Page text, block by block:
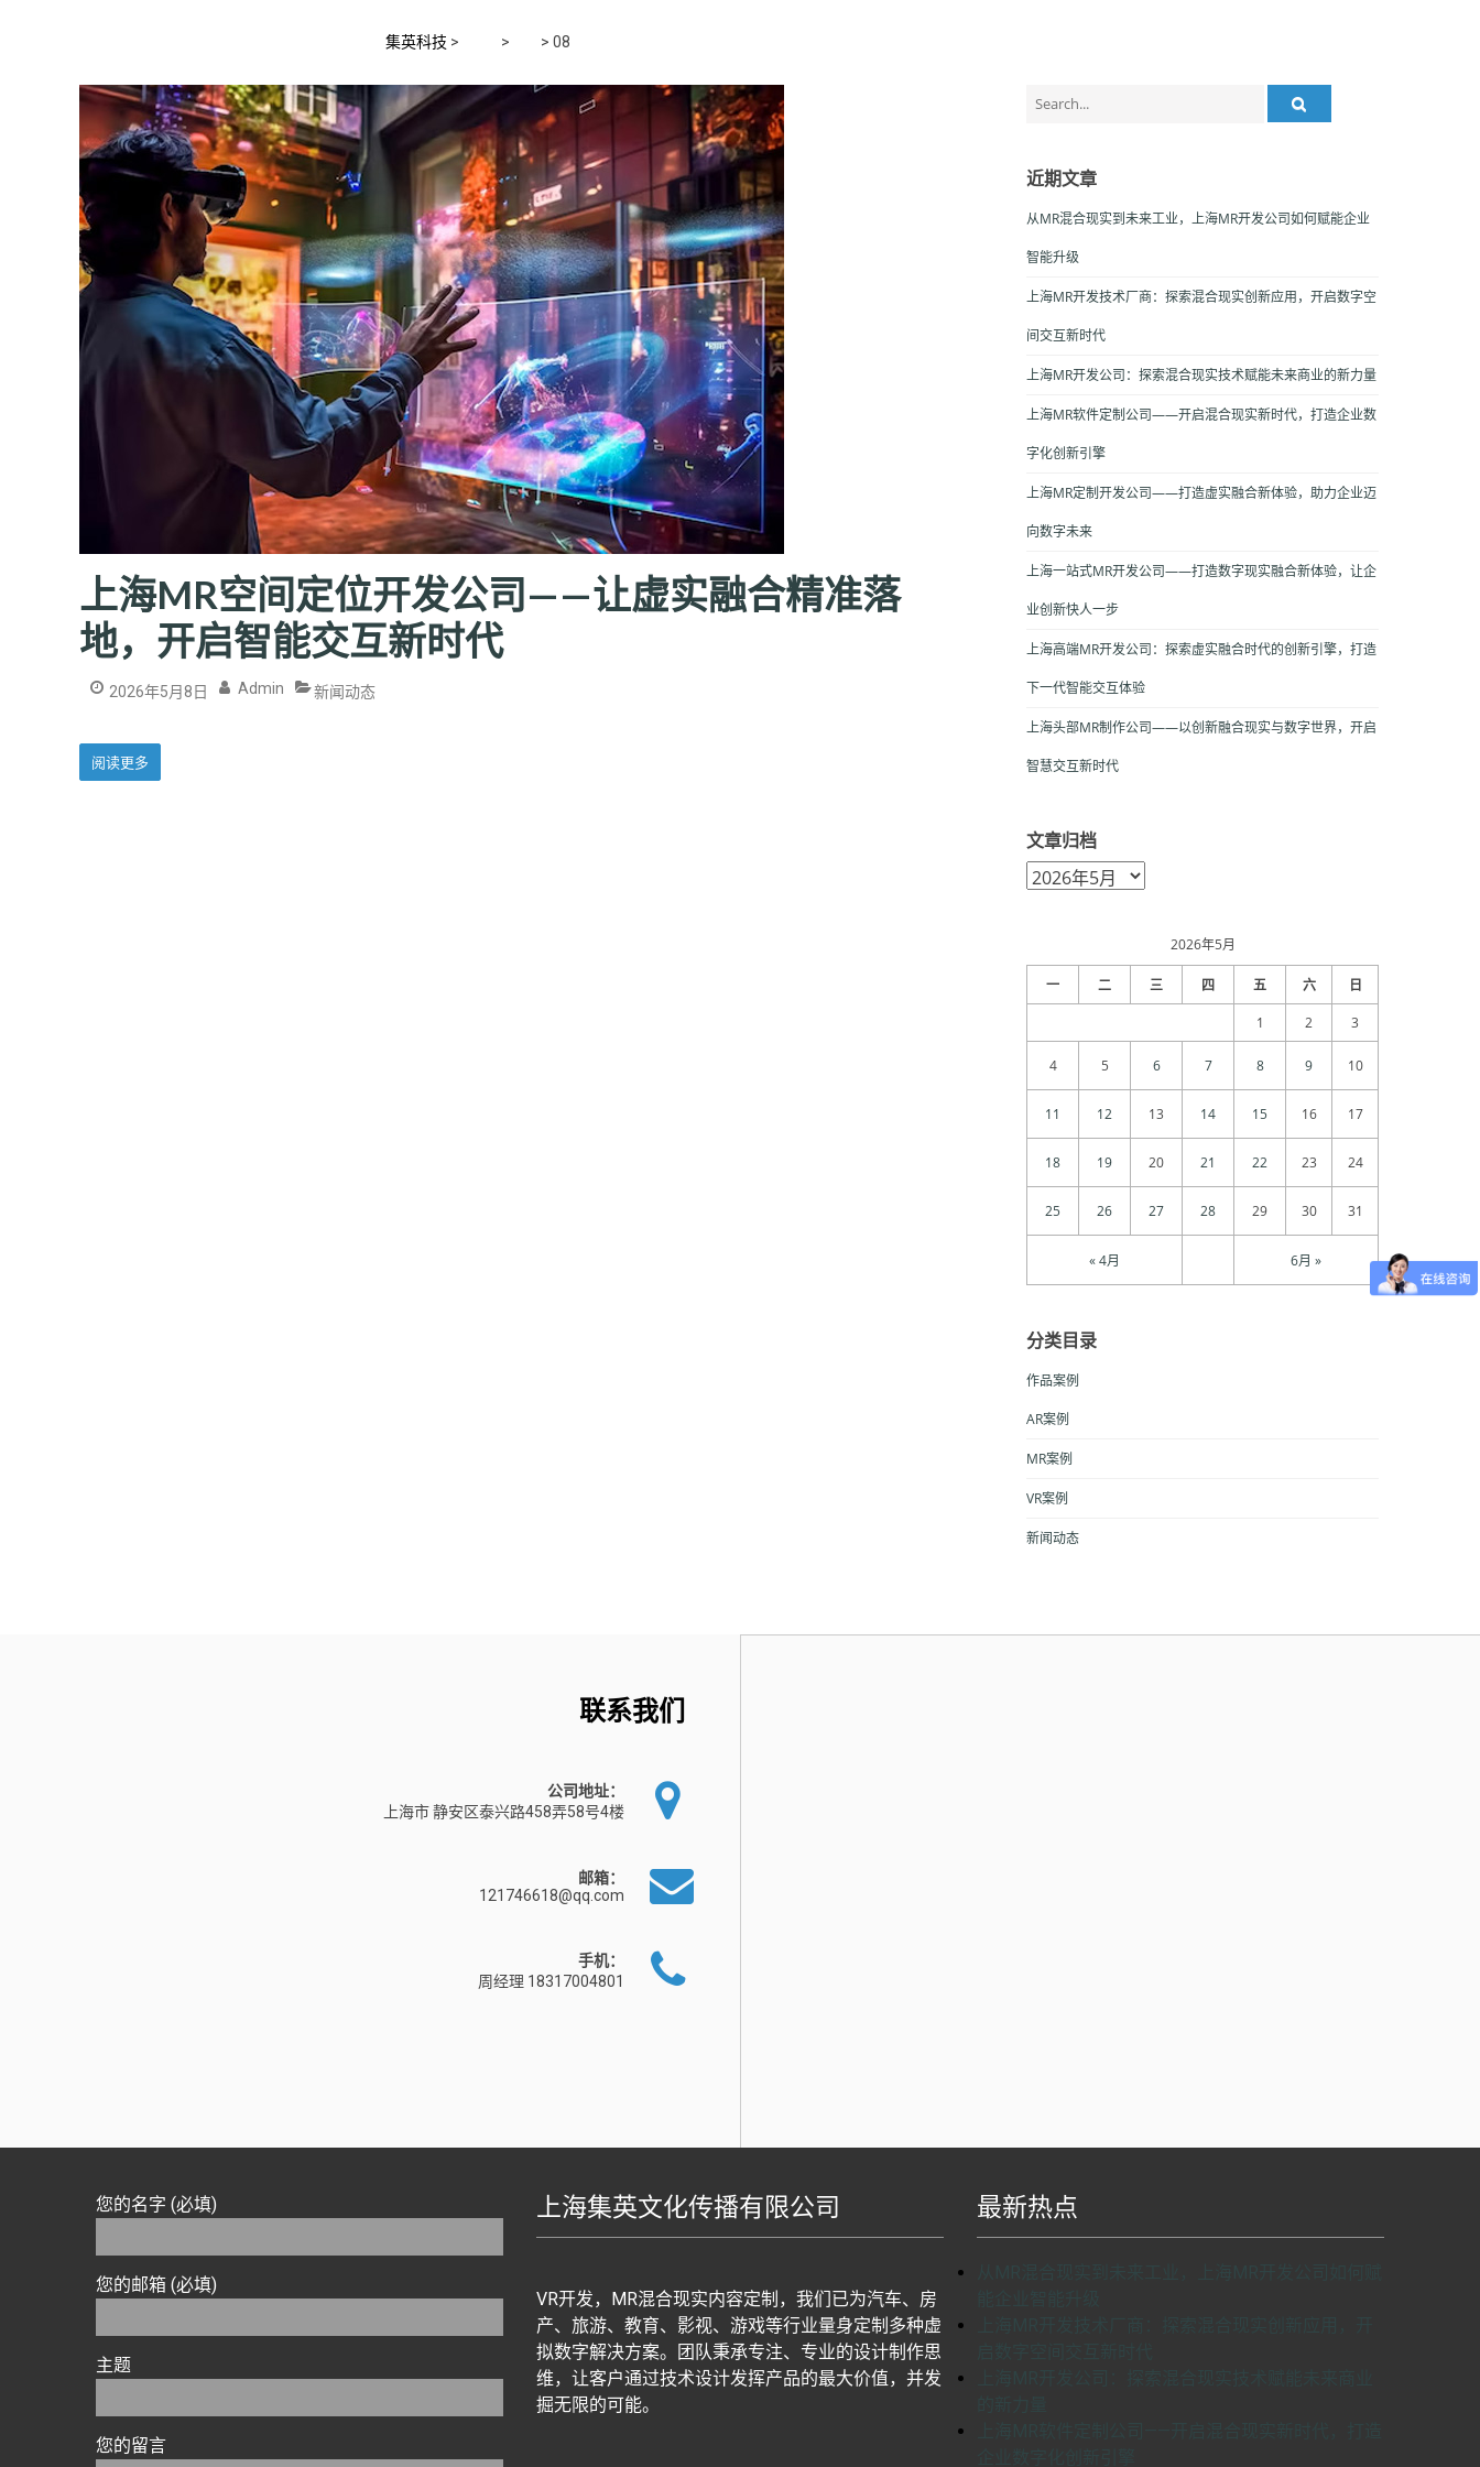
集英科技 > > > 08
上海MR空间定位开发公司——让虚实融合精准落
地，开启智能交互新时代
2026年5月8日 Admin 新闻动态
阅读更多
for:
近期文章
从MR混合现实到未来工业，上海MR开发公司如何赋能企业
智能升级
上海MR开发技术厂商：探索混合现实创新应用，开启数字空
间交互新时代
上海MR开发公司：探索混合现实技术赋能未来商业的新力量
上海MR软件定制公司——开启混合现实新时代，打造企业数
字化创新引擎
上海MR定制开发公司——打造虚实融合新体验，助力企业迈
向数字未来
上海一站式MR开发公司——打造数字现实融合新体验，让企
业创新快人一步
上海高端MR开发公司：探索虚实融合时代的创新引擎，打造
下一代智能交互体验
上海头部MR制作公司——以创新融合现实与数字世界，开启
智慧交互新时代
文章归档
文
章
2026年5月
一 二 三 四 五 六 日
« 4月 6月 »
1 2 3
4 5 6 7 8 9 10
11 12 13 14 15 16 17
18 19 20 21 22 23 24
25 26 27 28 29 30 31
分类目录
作品案例
AR案例
MR案例
VR案例
新闻动态
联系我们
公司地址：
上海市 静安区泰兴路458弄58号4楼
邮箱：
121746618@qq.com
手机：
周经理 18317004801
您的名字 (必填)
您的邮箱 (必填)
主题
您的留言
上海集英文化传播有限公司
VR开发，MR混合现实内容定制，我们已为汽车、房
产、旅游、教育、影视、游戏等行业量身定制多种虚
拟数字解决方案。团队秉承专注、专业的设计制作思
维，让客户通过技术设计发挥产品的最大价值，并发
掘无限的可能。
最新热点